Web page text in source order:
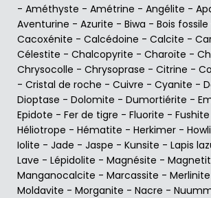
- Améthyste - Amétrine - Angélite -
Aventurine - Azurite - Biwa - Bois fossile
Cacoxénite - Calcédoine - Calcite -
Célestite - Chalcopyrite - Charoïte -
Chrysocolle - Chrysoprase - Citrine -
- Cristal de roche - Cuivre - Cyanite -
Dioptase - Dolomite - Dumortiérite -
Epidote - Fer de tigre - Fluorite - Fushite
Héliotrope - Hématite - Herkimer -
Iolite - Jade - Jaspe - Kunsite - Lapis
Lave - Lépidolite - Magnésite -
Manganocalcite - Marcassite - Merlinite
Moldavite - Morganite - Nacre -